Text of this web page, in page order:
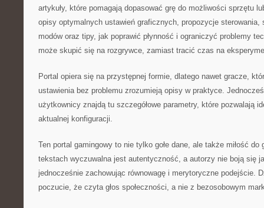
artykuły, które pomagają dopasować grę do możliwości sprzętu
opisy optymalnych ustawień graficznych, propozycje sterowania,
modów oraz tipy, jak poprawić płynność i ograniczyć problemy
może skupić się na rozgrywce, zamiast tracić czas na
Portal opiera się na przystępnej formie, dlatego nawet gracze,
ustawienia bez problemu zrozumieją opisy w praktyce.
użytkownicy znajdą tu szczegółowe parametry, które pozwalają
aktualnej konfiguracji.
Ten portal gamingowy to nie tylko gołe dane, ale także miłość do
tekstach wyczuwalna jest autentyczność, a autorzy nie boją się
jednocześnie zachowując równowagę i merytoryczne podejście.
poczucie, że czyta głos społeczności, a nie z bezosobowym